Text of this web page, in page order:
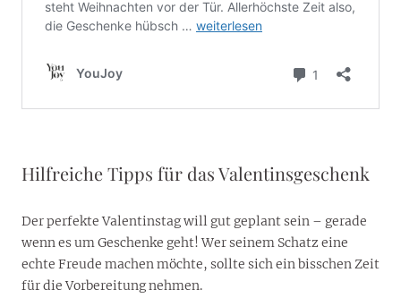
Hilfreiche Tipps für das Valentinsgeschenk
Der perfekte Valentinstag will gut geplant sein – gerade
wenn es um Geschenke geht! Wer seinem Schatz eine
echte Freude machen möchte, sollte sich ein bisschen Zeit
für die Vorbereitung nehmen.